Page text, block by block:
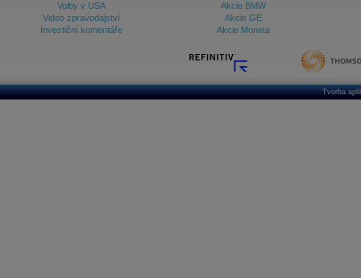
Volby v USA
Video zpravodajství
Investiční komentáře
Akcie BMW
Akcie GE
Akcie Moneta
Tvorba